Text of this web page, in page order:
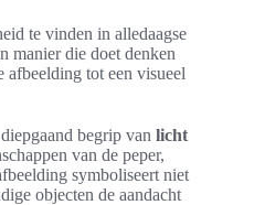
te vinden in alledaagse
manier die doet denken
afbeelding tot een visueel
begrip van licht
van de peper,
symboliseert niet
objecten de aandacht